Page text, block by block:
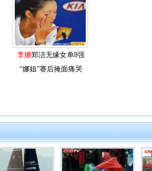
李娜郑洁无缘女单8强
“娜姐”赛后掩面痛哭